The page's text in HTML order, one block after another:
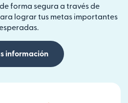
forma segura a través de
lograr tus metas importantes
información